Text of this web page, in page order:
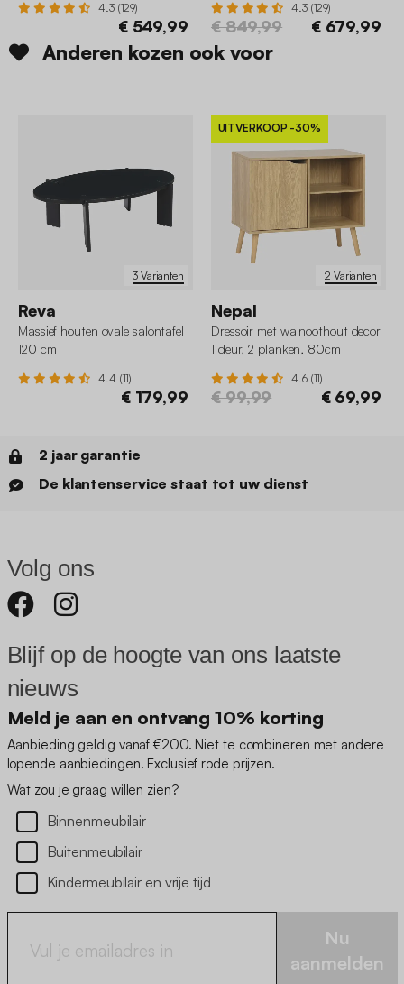
4.3 (129)
€ 549,99
4.3 (129)
€ 849,99 € 679,99
Anderen kozen ook voor
3 Varianten
Reva
Massief houten ovale salontafel
120 cm
4.4 (11)
€ 179,99
2 Varianten
UITVERKOOP -30%
Nepal
Dressoir met walnoothout decor
1 deur, 2 planken, 80cm
4.6 (11)
€ 99,99 € 69,99
2 jaar garantie
De klantenservice staat tot uw dienst
Volg ons
Blijf op de hoogte van ons laatste
nieuws
Meld je aan en ontvang 10% korting
Aanbieding geldig vanaf €200. Niet te combineren met andere
lopende aanbiedingen. Exclusief rode prijzen.
Wat zou je graag willen zien?
Binnenmeubilair
Buitenmeubilair
Kindermeubilair en vrije tijd
Nu
aanmelden